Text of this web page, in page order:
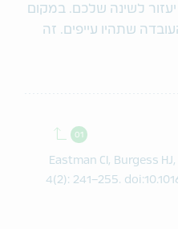
לשינה שלכם. במקום
שתהיו עייפים. זה
Back to contents.
Eastman CI, Burgess
4(2): 241–255.